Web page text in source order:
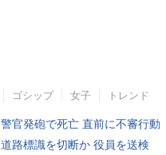
ゴシップ 女子 トレンド
警官発砲で死亡 直前に不審行動
道路標識を切断か 役員を送検